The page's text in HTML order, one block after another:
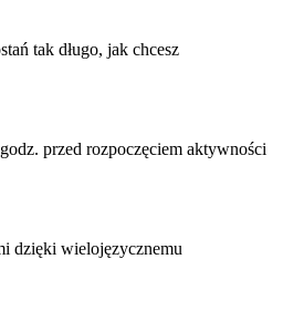
tak długo, jak chcesz
przed rozpoczęciem aktywności
dzięki wielojęzycznemu